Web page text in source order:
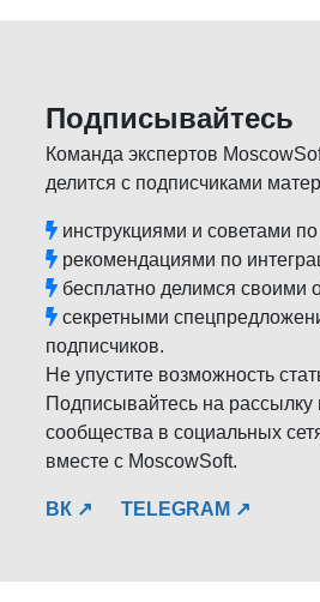
Подписывайтесь
Команда экспертов
делится с подписчиками
инструкциями и советами
рекомендациями по
бесплатно делимся своими
секретными
подписчиков.
Не упустите возможность
Подписывайтесь на рассылку
сообщества в социальных
вместе с MoscowSoft.
ВК ↗ TELEGRAM ↗